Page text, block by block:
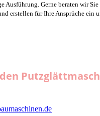
Ausführung. Gerne beraten wir
erstellen für Ihre Ansprüche ein